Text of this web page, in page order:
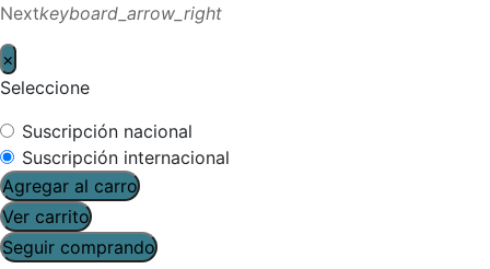
Nextkeyboard_arrow_right
×
Seleccione
Suscripción nacional
Suscripción internacional
Agregar al carro
Ver carrito
Seguir comprando